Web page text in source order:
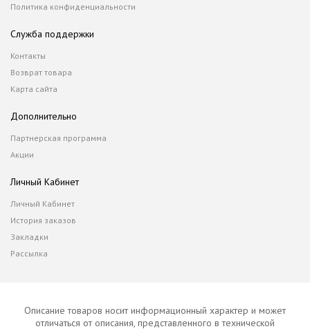
Политика конфиденциальности
Служба поддержки
Контакты
Возврат товара
Карта сайта
Дополнительно
Партнерская программа
Акции
Личный Кабинет
Личный Кабинет
История заказов
Закладки
Рассылка
Описание товаров носит информационный характер и может
отличаться от описания, представленного в технической